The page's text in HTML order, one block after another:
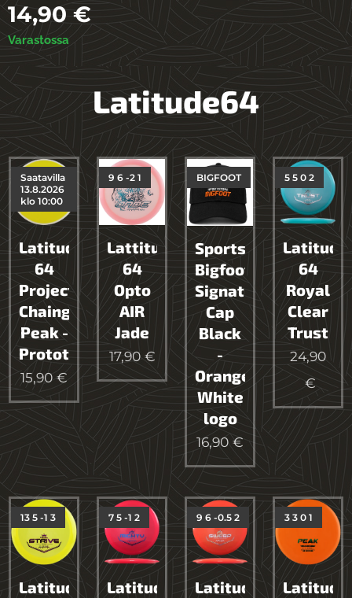
14,90 €
Varastossa
Latitude64
Latitude
64
Project
Chaingrip
Peak -
Prototype
Saatavilla
13.8.2026
klo 10:00
15,90 €
Lattitude
64
Opto
AIR
Jade
9 6 -2 1
17,90€
Sportstore
Bigfoot
Signature
Cap
Black
-
Orange
White
logo
BIGFOOT
16,90 €
Latitude
64
Royal
Clear
Trust
5 5 0 2
24,90
€
Latitude
13 5 -1 3
Latitude
7 5 -1 2
Latitude
9 6 -0.5 2 3 3 0 1